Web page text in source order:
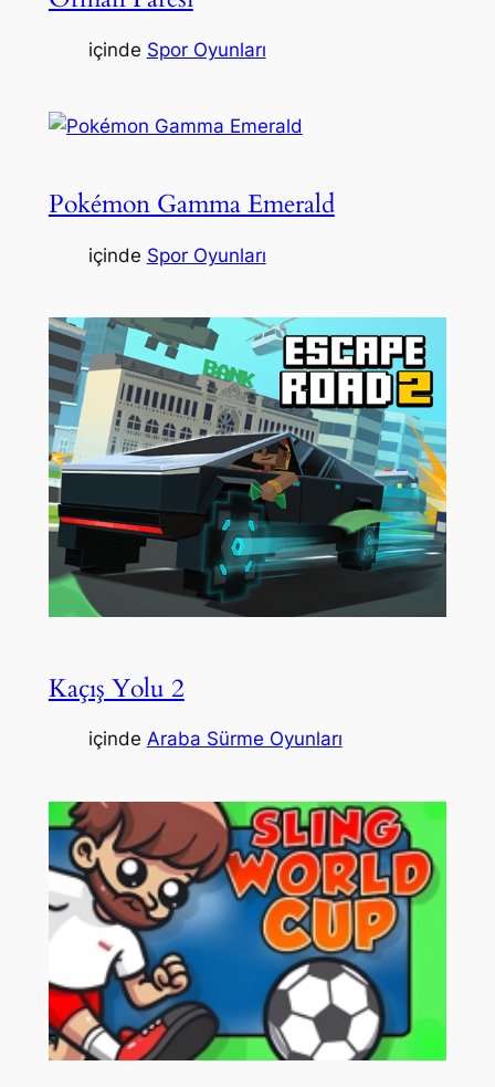
içinde Spor Oyunları
Pokémon Gamma Emerald
içinde Spor Oyunları
Kaçış Yolu 2
içinde Araba Sürme Oyunları